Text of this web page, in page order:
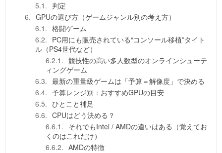
判定
GPUの選び方（ゲームジャンル別の考え方）
格闘ゲーム
PC用にも販売されている“コンソール移植”タイト
ル（PS4世代など）
競技性の高い多人数型のオンラインシューテ
ィングゲーム
最新の重量級ゲームは「予算＝解像度」で決める
予算レンジ別：おすすめGPUの目安
ひとこと補足
CPUはどう決める？
それでもIntel / AMDの違いはある（覚えてお
くのはこれだけ）
AMDの特徴